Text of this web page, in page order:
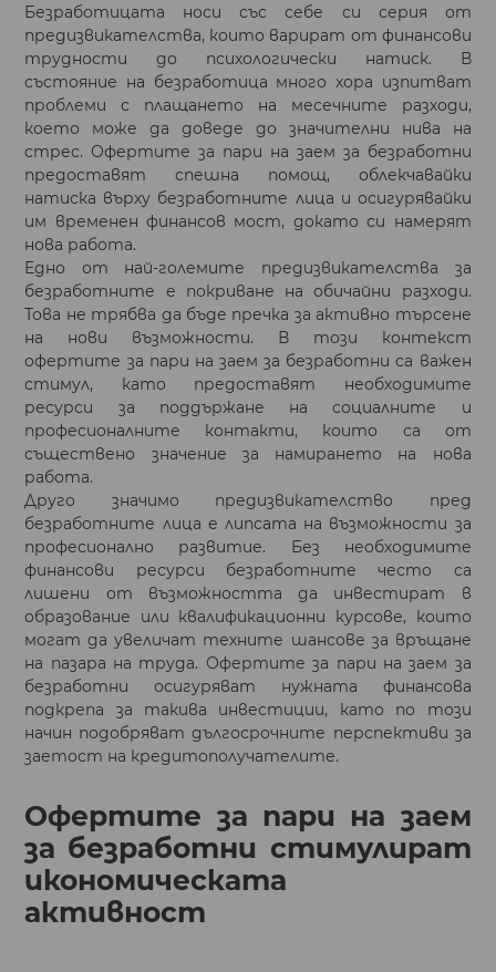
Безработицата носи със себе си серия от
предизвикателства, които варират от финансови
трудности до психологически натиск. В
състояние на безработица много хора изпитват
проблеми с плащането на месечните разходи,
което може да доведе до значителни нива на
стрес. Офертите за пари на заем за безработни
предоставят спешна помощ, облекчавайки
натиска върху безработните лица и осигурявайки
им временен финансов мост, докато си намерят
нова работа.
Едно от най-големите предизвикателства за
безработните е покриване на обичайни разходи.
Това не трябва да бъде пречка за активно търсене
на нови възможности. В този контекст
офертите за пари на заем за безработни са важен
стимул, като предоставят необходимите
ресурси за поддържане на социалните и
професионалните контакти, които са от
съществено значение за намирането на нова
работа.
Друго значимо предизвикателство пред
безработните лица е липсата на възможности за
професионално развитие. Без необходимите
финансови ресурси безработните често са
лишени от възможността да инвестират в
образование или квалификационни курсове, които
могат да увеличат техните шансове за връщане
на пазара на труда. Офертите за пари на заем за
безработни осигуряват нужната финансова
подкрепа за такива инвестиции, като по този
начин подобряват дългосрочните перспективи за
заетост на кредитополучателите.
Офертите за пари на заем
за безработни стимулират
икономическата
активност